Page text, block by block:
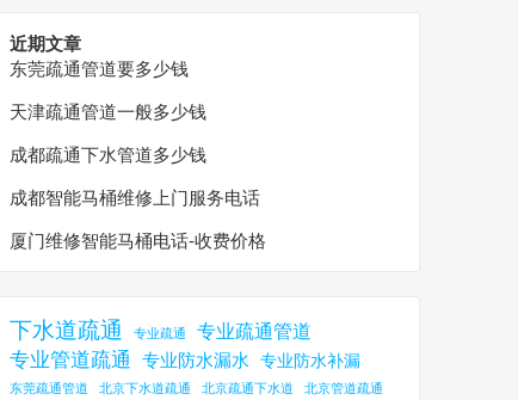
近期文章
东莞疏通管道要多少钱
天津疏通管道一般多少钱
成都疏通下水管道多少钱
成都智能马桶维修上门服务电话
厦门维修智能马桶电话-收费价格
下水道疏通 专业疏通 专业疏通管道
专业管道疏通 专业防水漏水 专业防水补漏
东莞疏通管道 北京下水道疏通 北京疏通下水道 北京管道疏通